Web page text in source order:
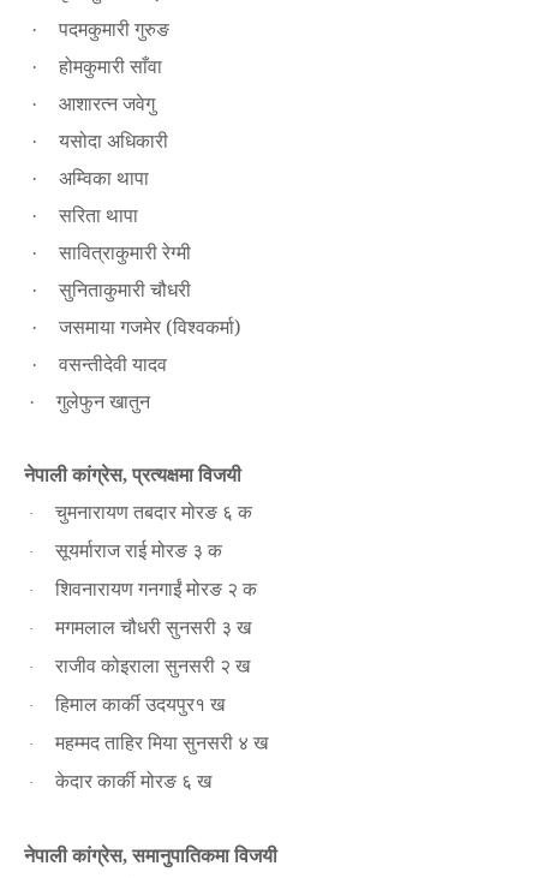
· पदमकुमारी गुरुङ
· होमकुमारी साँवा
· आशारत्न जवेगु
· यसोदा अधिकारी
· अम्विका थापा
· सरिता थापा
· सावित्राकुमारी रेग्मी
· सुनिताकुमारी चौधरी
· जसमाया गजमेर (विश्वकर्मा)
· वसन्तीदेवी यादव
· गुलेफुन खातुन
नेपाली कांग्रेस,प्रत्यक्षमा विजयी
· चुमनारायण तबदार मोरङ ६ क
· सूयर्माराज राई मोरङ ३ क
· शिवनारायण गनगाईं मोरङ २ क
· मगमलाल चौधरी सुनसरी ३ ख
· राजीव कोइराला सुनसरी २ ख
· हिमाल कार्की उदयपुर१ ख
· महम्मद ताहिर मिया सुनसरी ४ ख
· केदार कार्की मोरङ ६ ख
नेपाली कांग्रेस,समानुपातिकमा विजयी